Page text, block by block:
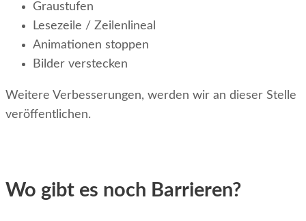
Graustufen
Lesezeile / Zeilenlineal
Animationen stoppen
Bilder verstecken
Weitere Verbesserungen, werden wir an dieser Stelle
veröffentlichen.
Wo gibt es noch Barrieren?